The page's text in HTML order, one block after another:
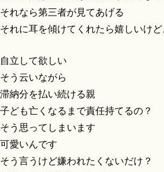
それなら第三者が見てあげる
それに耳を傾けてくれたら嬉しいけど
自立して欲しい
そう云いながら
滞納分を払い続ける親
子ども亡くなるまで責任持てるの？
そう思ってしまいます
可愛いんです
そう言うけど嫌われたくないだけ？